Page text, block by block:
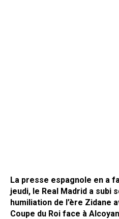
La presse espagnole en a
jeudi, le Real Madrid a subi
humiliation de l’ère Zidane
Coupe du Roi face à